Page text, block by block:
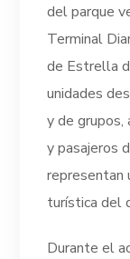
del parque
Terminal
de Estrella
unidades
y de grupos,
y pasajeros
representan
turística del
Durante el